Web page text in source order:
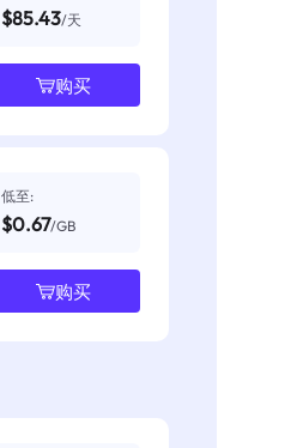
$85.43/天
购买
低至:
$0.67/GB
购买